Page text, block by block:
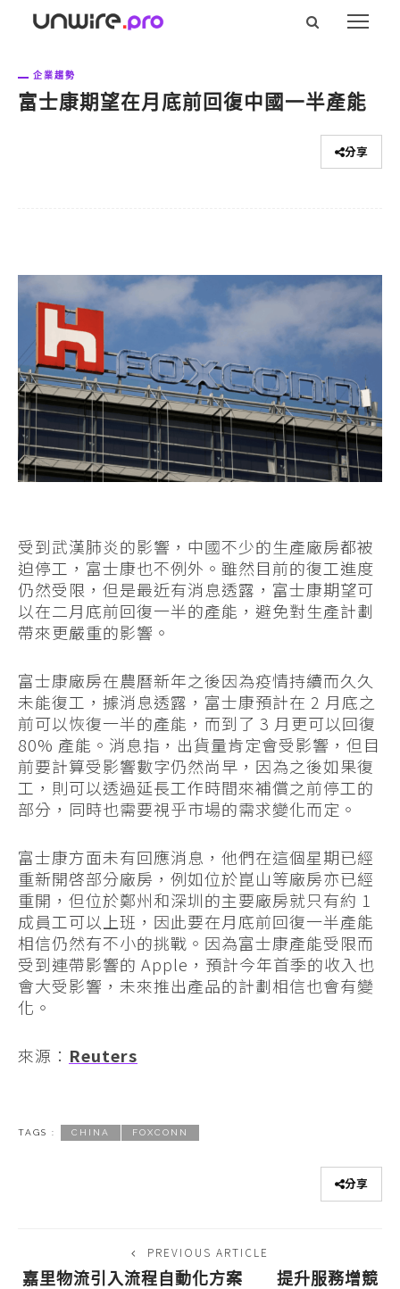
企業趨勢
富士康期望在月底前回復中國一半產能
分享
受到武漢肺炎的影響，中國不少的生產廠房都被
迫停工，富士康也不例外。雖然目前的復工進度
仍然受限，但是最近有消息透露，富士康期望可
以在二月底前回復一半的產能，避免對生產計劃
帶來更嚴重的影響。
富士康廠房在農曆新年之後因為疫情持續而久久
未能復工，據消息透露，富士康預計在 2 月底之
前可以恢復一半的產能，而到了 3 月更可以回復
80% 產能。消息指，出貨量肯定會受影響，但目
前要計算受影響數字仍然尚早，因為之後如果復
工，則可以透過延長工作時間來補償之前停工的
部分，同時也需要視乎市場的需求變化而定。
富士康方面未有回應消息，他們在這個星期已經
重新開啓部分廠房，例如位於崑山等廠房亦已經
重開，但位於鄭州和深圳的主要廠房就只有約 1
成員工可以上班，因此要在月底前回復一半產能
相信仍然有不小的挑戰。因為富士康產能受限而
受到連帶影響的 Apple，預計今年首季的收入也
會大受影響，未來推出產品的計劃相信也會有變
化。
來源： Reuters
TAGS : CHINA FOXCONN
分享
PREVIOUS ARTICLE
嘉里物流引入流程自動化方案 提升服務增競